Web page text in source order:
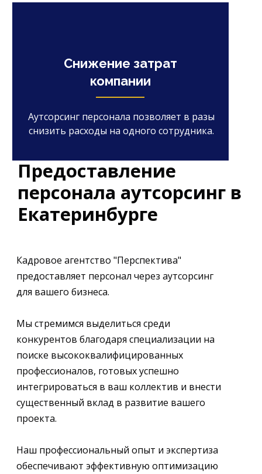
Снижение затрат
компании
Аутсорсинг персонала позволяет в разы
снизить расходы на одного сотрудника.
Кадровое агентство "Перспектива"
предоставляет персонал через аутсорсинг
для вашего бизнеса.
Мы стремимся выделиться среди
конкурентов благодаря специализации на
поиске высококвалифицированных
профессионалов, готовых успешно
интегрироваться в ваш коллектив и внести
существенный вклад в развитие вашего
проекта.
Наш профессиональный опыт и экспертиза
обеспечивают эффективную оптимизацию
Предоставление
персонала аутсорсинг в
Екатеринбурге